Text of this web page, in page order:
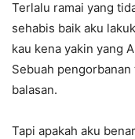
Terlalu ramai yang
sehabis baik aku
kau kena yakin yang
Sebuah
balasan.
Tapi apakah aku